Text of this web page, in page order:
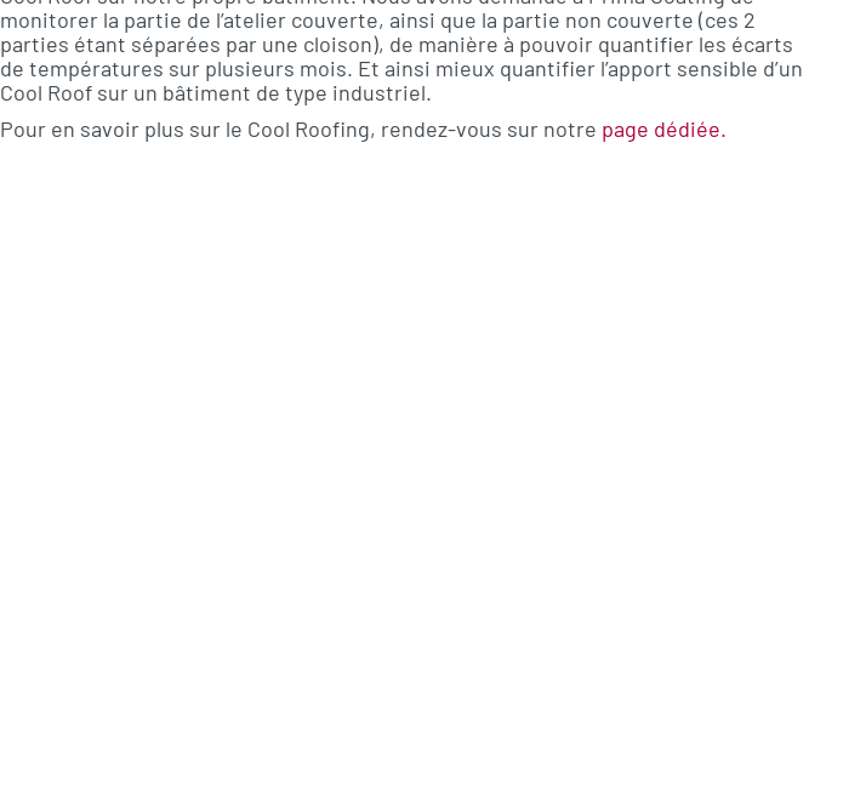
monitorer la partie de l’atelier couverte, ainsi que la partie non couverte (ces 2
parties étant séparées par une cloison), de manière à pouvoir quantifier les écarts
de températures sur plusieurs mois. Et ainsi mieux quantifier l’apport sensible d’un
Cool Roof sur un bâtiment de type industriel.
Pour en savoir plus sur le Cool Roofing, rendez-vous sur notre page dédiée.